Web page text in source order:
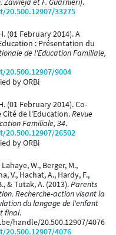
Zawieja et F. Guarnieri).
33275
(01 February 2014). A
: Présentation du
de l'Education Familiale,
9004
by ORBi
(01 February 2014). Co-
de l'Education.Revue
Familiale, 34.
26502
by ORBi
W., Berger, M.,
V., Hachat, A., Hardy, F.,
& Tutak, A. (2013).Parents
Recherche-action visant la
du langage de l'enfant
final.
handle/20.500.12907/4076
4076